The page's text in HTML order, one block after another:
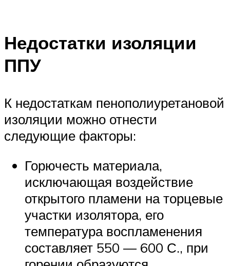
Недостатки изоляции
ППУ
К недостаткам пенополиуретановой
изоляции можно отнести
следующие факторы:
Горючесть материала,
исключающая воздействие
открытого пламени на торцевые
участки изолятора, его
температура воспламенения
составляет 550 — 600 С., при